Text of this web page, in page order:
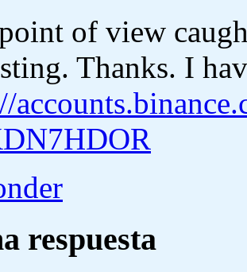
of view
Thanks. I
respuesta